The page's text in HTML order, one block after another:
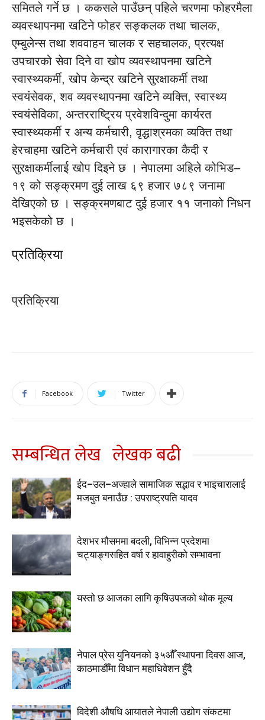
समितले गर्ने छ । ककसले पाउँछन् पहिले चरणमा फोहरमैला
व्यवस्थापनमा खटिने फोहर सङ्कलक तथा चालक,
एम्बुलेन्स तथा शववाहन चालक र सहचालक, प्रत्यक्ष
उपचारको सेवा दिने वा खोप व्यवस्थापनमा खटिने
स्वास्थ्यकर्मी, खोप केन्द्र खटिने सुरक्षाकर्मी तथा
स्वयंसेवक, शव व्यवस्थापनमा खटिने व्यक्ति, स्वास्थ्य
स्वयंसेविका, अन्तरराष्ट्रिय प्रवेशविन्दुमा कार्यरत
स्वास्थ्यकर्मी र अन्य कर्मचारी, वृद्धाश्रमका व्यक्ति तथा
हेरचाहमा खटिने कर्मचारी एवं कारागारका कैदी र
सुरक्षाकर्मीलाई खोप दिइने छ । नेपालमा अहिले कोभिड–
१९ को सङ्क्रमण दुई लाख ६९ हजार ७८९ जनामा
देखिएको छ । सङ्क्रमणबाट दुई हजार ११ जनाको निधन
भइसकेको छ ।
प्रतिक्रिया
प्रतिक्रिया
Facebook Twitter
सम्बन्धित लेख लेखक बढी
ईद–उल–अज्हाले सामाजिक सद्भाव र भाइचारालाई
मजबुत बनाउँछ : उपराष्ट्रपति यादव
देशभर मौसममा बदली, विभिन्न प्रदेशमा
चट्याङ्गसहित वर्षा र हावाहुरीको सम्भावना
यस्तो छ आजका लागि कृषिउपजको थोक मूल्य
नेपाल प्रेस युनियनको ३५औँ स्थापना दिवस आज,
काठमाडौँमा विधान महाधिवेशन हुँदै
विदेशी औषधि आयातले नेपाली उद्योग संकटमा